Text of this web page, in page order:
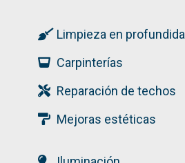
Limpieza en
Carpinterías
Reparación de techos
Mejoras estéticas